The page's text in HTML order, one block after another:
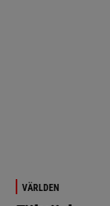
VÄRLDEN